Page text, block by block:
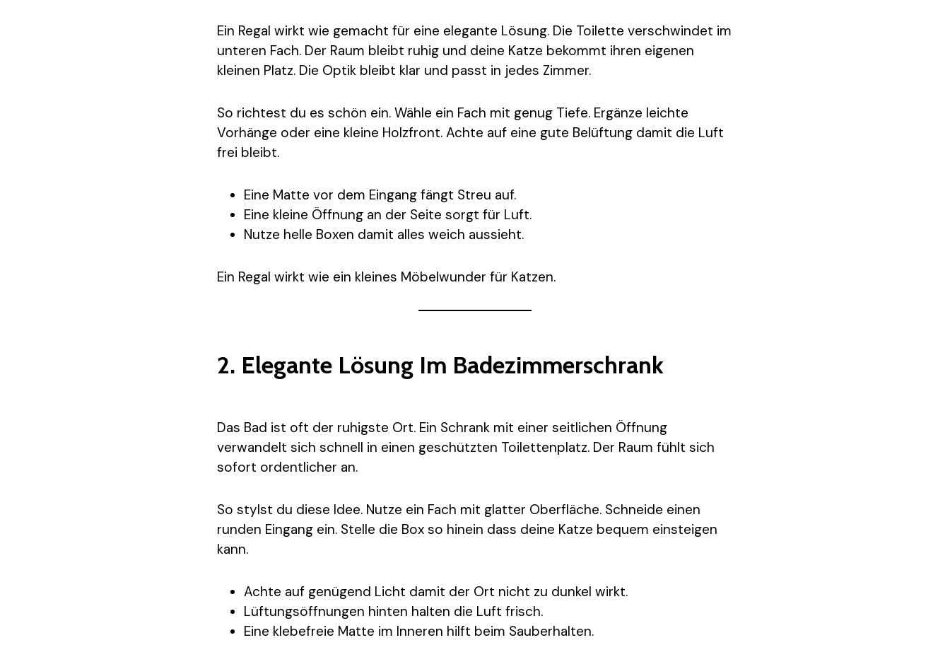
Ein Regal wirkt wie gemacht für eine elegante Lösung. Die Toilette verschwindet im
unteren Fach. Der Raum bleibt ruhig und deine Katze bekommt ihren eigenen
kleinen Platz. Die Optik bleibt klar und passt in jedes Zimmer.
So richtest du es schön ein. Wähle ein Fach mit genug Tiefe. Ergänze leichte
Vorhänge oder eine kleine Holzfront. Achte auf eine gute Belüftung damit die Luft
frei bleibt.
Eine Matte vor dem Eingang fängt Streu auf.
Eine kleine Öffnung an der Seite sorgt für Luft.
Nutze helle Boxen damit alles weich aussieht.
Ein Regal wirkt wie ein kleines Möbelwunder für Katzen.
2. Elegante Lösung Im Badezimmerschrank
Das Bad ist oft der ruhigste Ort. Ein Schrank mit einer seitlichen Öffnung
verwandelt sich schnell in einen geschützten Toilettenplatz. Der Raum fühlt sich
sofort ordentlicher an.
So stylst du diese Idee. Nutze ein Fach mit glatter Oberfläche. Schneide einen
runden Eingang ein. Stelle die Box so hinein dass deine Katze bequem einsteigen
kann.
Achte auf genügend Licht damit der Ort nicht zu dunkel wirkt.
Lüftungsöffnungen hinten halten die Luft frisch.
Eine klebefreie Matte im Inneren hilft beim Sauberhalten.